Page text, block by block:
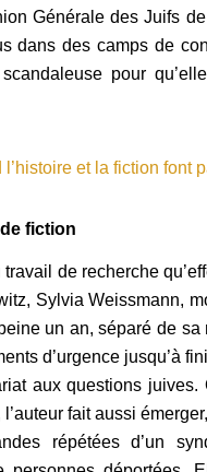
Générale des Juifs
dans des camps de
pour
fiction
de recherche
Sylvia Weissmann,
un an, séparé de
d’urgence jusqu’à
aux questions juives.
fait aussi
répétées d’un